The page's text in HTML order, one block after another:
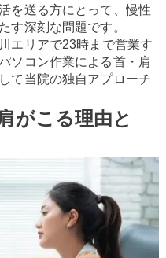
を送る方にとって、慢性
す深刻な問題です。
エリアで23時まで営業す
ソコン作業による首・肩
て当院の独自アプローチ
がこる理由と